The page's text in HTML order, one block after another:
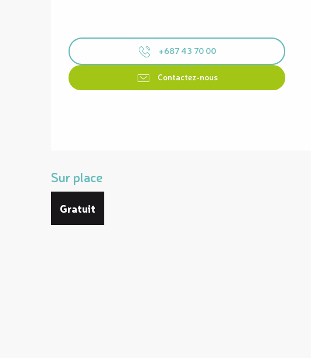
+687 43 70 00
Contactez-nous
Sur place
Gratuit